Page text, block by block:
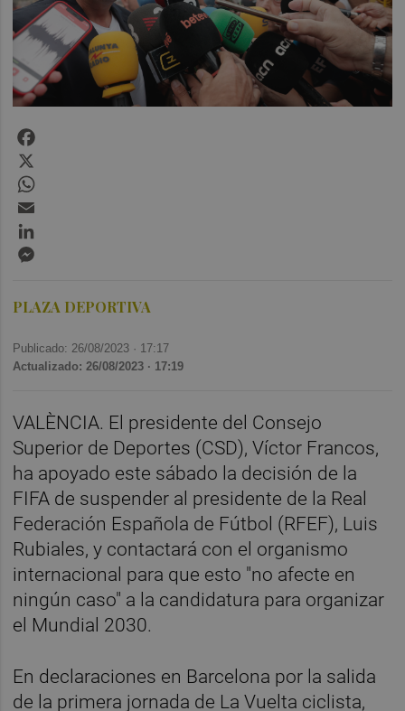
PLAZA DEPORTIVA
Publicado: 26/08/2023 · 17:17
Actualizado: 26/08/2023 · 17:19
VALÈNCIA. El presidente del Consejo
Superior de Deportes (CSD), Víctor Francos,
ha apoyado este sábado la decisión de la
FIFA de suspender al presidente de la Real
Federación Española de Fútbol (RFEF), Luis
Rubiales, y contactará con el organismo
internacional para que esto "no afecte en
ningún caso" a la candidatura para organizar
el Mundial 2030.
En declaraciones en Barcelona por la salida
de la primera jornada de La Vuelta ciclista,